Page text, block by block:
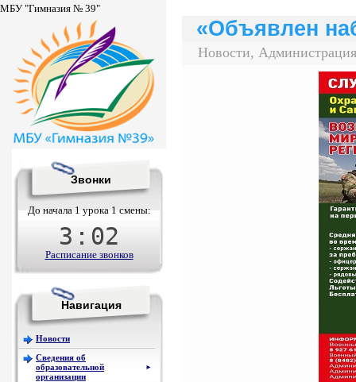
МБУ "Гимназия № 39"
«Объявлен
Новости,
Звонки
До начала 1 урока 1 смены:
3 : 02
Расписание звонков
Навигация
Новости
Сведения об
образовательной
организации
►